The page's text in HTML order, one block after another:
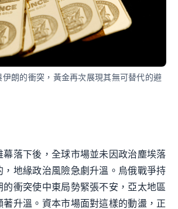
伊朗的衝突，黃金再次展現其無可替代的避
幕落下後，全球市場並未因政治塵埃落
，地緣政治風險急劇升溫。烏俄戰爭持
衝突使中東局勢緊張不安，亞太地區
著升溫。資本市場面對這樣的動盪，正